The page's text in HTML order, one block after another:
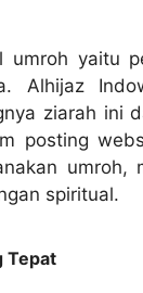
umroh yaitu
Alhijaz
ziarah ini
posting
umroh,
spiritual.
Tepat